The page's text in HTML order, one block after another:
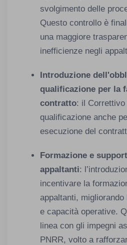
svolgimento delle
Questo controllo è
una maggiore
inefficienze negli
Introduzione
qualificazione per la
contratto: il
qualificazione anche
esecuzione del
Formazione e
appaltanti:
incentivare la
appaltanti,
e capacità operative.
linea con gli impegni
PNRR, volto a